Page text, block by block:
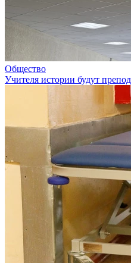
Общество
Учителя истории будут